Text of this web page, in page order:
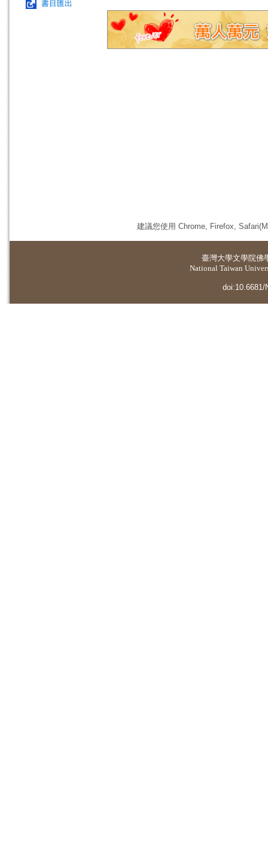
書目匯出
建議您使用 Chrome, Firefox,
臺灣大學文學院佛
National Taiwan
doi:10.6681/